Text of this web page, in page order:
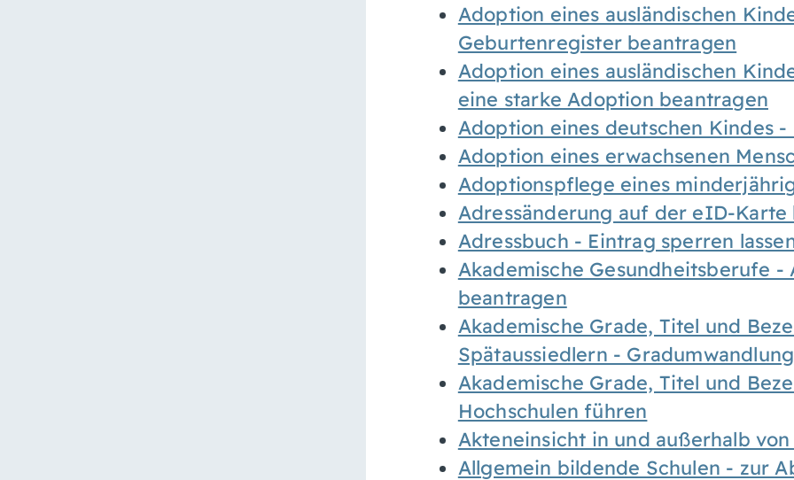
Adoption eines ausländischen
Geburtenregister beantragen
Adoption eines ausländischen
eine starke Adoption beantragen
Adoption eines deutschen Kindes
Adoption eines erwachsenen
Adoptionspflege eines
Adressänderung auf der eID-Karte
Adressbuch - Eintrag sperren
Akademische Gesundheitsberufe
beantragen
Akademische Grade, Titel und
Spätaussiedlern -
Akademische Grade, Titel und
Hochschulen führen
Akteneinsicht in und außerhalb
Allgemein bildende Schulen - zur